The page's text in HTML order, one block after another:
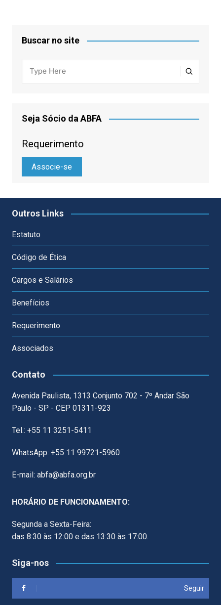
Buscar no site
Seja Sócio da ABFA
Requerimento
Associe-se
Outros Links
Estatuto
Código de Ética
Cargos e Salários
Benefícios
Requerimento
Associados
Contato
Avenida Paulista, 1313 Conjunto 702 - 7º Andar São
Paulo - SP - CEP 01311-923
Tel.: +55 11 3251-5411
WhatsApp: +55 11 99721-5960
E-mail: abfa@abfa.org.br
HORÁRIO DE FUNCIONAMENTO:
Segunda a Sexta-Feira:
das 8:30 às 12:00 e das 13:30 às 17:00.
Siga-nos
Seguir